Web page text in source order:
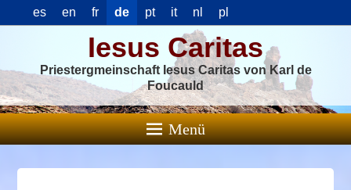
es en fr de pt it nl pl
Iesus Caritas
Priestergmeinschaft Iesus Caritas von Karl de
Foucauld
Menü